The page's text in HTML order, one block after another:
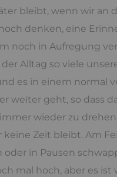
bleibt, wenn wir an
denken, eine
noch in Aufregung
der Alltag so viele
es in einem normal
weiter geht, so dass
wieder zu
Zeit bleibt. Am
oder in Pausen
mal hoch, aber es ist